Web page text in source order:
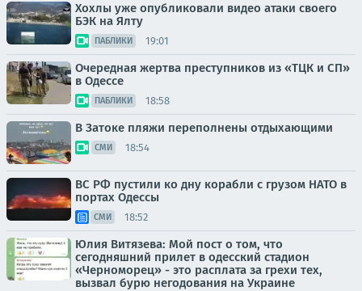
Хохлы уже опубликовали видео атаки своего
БЭК на Ялту
ПАБЛИКИ 19:01
Очередная жертва преступников из «ТЦК и СП»
в Одессе
ПАБЛИКИ 18:58
В Затоке пляжи переполнены отдыхающими
СМИ 18:54
ВС РФ пустили ко дну корабли с грузом НАТО в
портах Одессы
СМИ 18:52
Юлия Витязева: Мой пост о том, что
сегодняшний прилет в одесский стадион
«Черноморец» - это расплата за грехи тех,
вызвал бурю негодования на Украине